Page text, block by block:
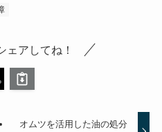
ェアしてね！
オムツを活用した油の処分